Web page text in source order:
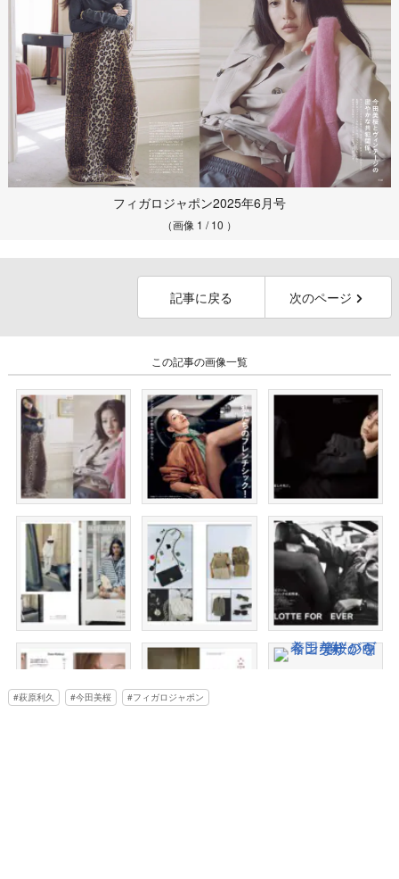
フィガロジャポン2025年6月号
（画像 1 / 10 ）
記事に戻る 次のページ
この記事の画像一覧
萩原利久 今田美桜 フィガロジャポン